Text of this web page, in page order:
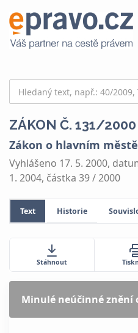
ZÁKON Č. 131/2000
Zákon o hlavním
Vyhlášeno 17. 5. 2000,
1. 2004, částka 39 / 2000
Text Historie
Stáhnout
Minulé neúčinné znění